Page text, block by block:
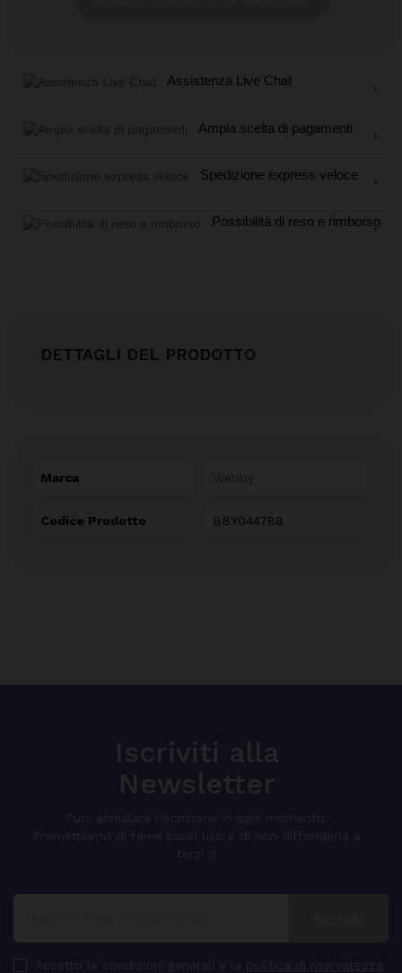
Assistenza Live Chat
Ampia scelta di pagamenti
Spedizione express veloce
Possibilità di reso e rimborso
DETTAGLI DEL PRODOTTO
Marca Webby
Codice Prodotto BBY044788
Iscriviti alla
Newsletter
Puoi annullare l'iscrizione in ogni momento.
Promettiamo di farne buon uso e di non diffonderla a
terzi :)
Accetto le condizioni generali e la politica di riservatezza